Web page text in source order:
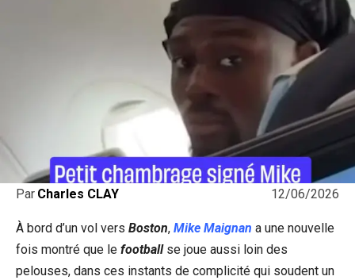
12/06/2026
Par Charles CLAY
À bord d’un vol vers Boston, Mike Maignan a une nouvelle
fois montré que le footballse joue aussi loin des
pelouses, dans ces instants de complicité qui soudent un